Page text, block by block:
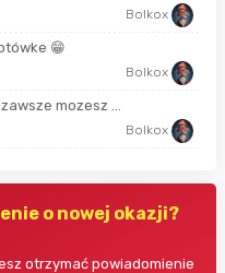
Bolkox
😁
Bolkox
mozesz ...
Bolkox
o nowej okazji?
otrzymać powiadomienie